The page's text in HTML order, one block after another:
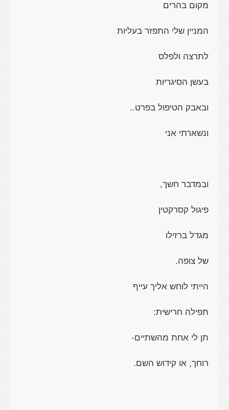
מקום בהרים
המניין שלי התפזר בעליות
לתרצה ולפלס
בעשן הסיגריות
ובאבק הטיפול בפרט..
ונשארתי אני
ובמדבר חשך,
פיגול קסרקטין
מגדל ברזילו
של צופה.
הייתי לוחש אליך עייף
תפילה חרישית:
תן לי אחת מהשתיים-
רוחך, או קידוש השם.